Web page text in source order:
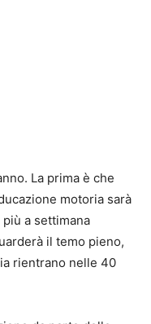
La prima è che
motoria sarà
a settimana
il temo pieno,
rientrano nelle 40